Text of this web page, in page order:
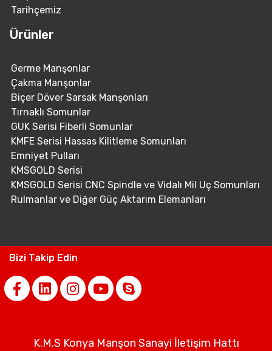
Tarihçemiz
Ürünler
Germe Manşonlar
Çakma Manşonlar
Biçer Döver Sarsak Manşonları
Tırnaklı Somunlar
GUK Serisi Fiberli Somunlar
KMFE Serisi Hassas Kilitleme Somunları
Emniyet Pulları
KMSGOLD Serisi
KMSGOLD Serisi CNC Spindle ve Vidalı Mil Uç Somunları
Rulmanlar ve Diğer Güç Aktarım Elemanları
Bizi Takip Edin
K.M.S Konya Manşon Sanayi İletişim Hattı